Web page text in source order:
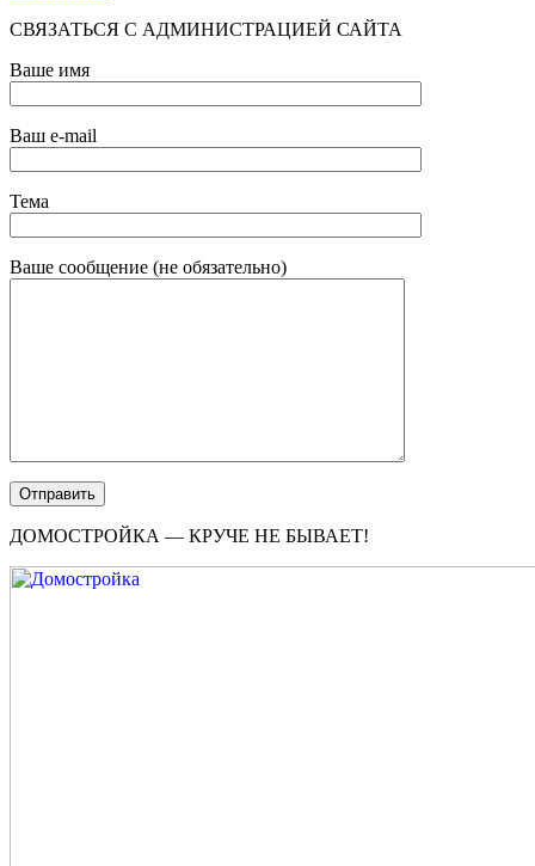
СВЯЗАТЬСЯ С АДМИНИСТРАЦИЕЙ САЙТА
Ваше имя
Ваш e-mail
Тема
Ваше сообщение (не обязательно)
ДОМОСТРОЙКА — КРУЧЕ НЕ БЫВАЕТ!